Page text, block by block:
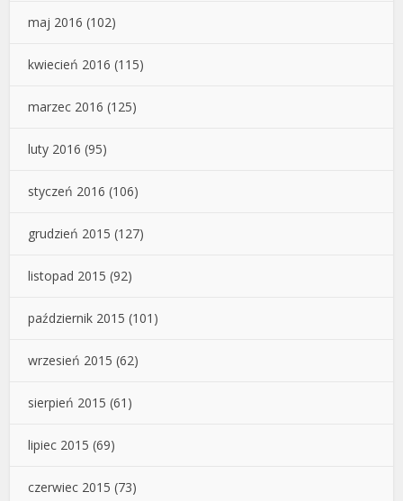
maj 2016 (102)
kwiecień 2016 (115)
marzec 2016 (125)
luty 2016 (95)
styczeń 2016 (106)
grudzień 2015 (127)
listopad 2015 (92)
październik 2015 (101)
wrzesień 2015 (62)
sierpień 2015 (61)
lipiec 2015 (69)
czerwiec 2015 (73)